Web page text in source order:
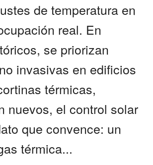
de temperatura en
real. En
se priorizan
invasivas en edificios
térmicas,
nuevos, el control solar
que convence: un
térmica...